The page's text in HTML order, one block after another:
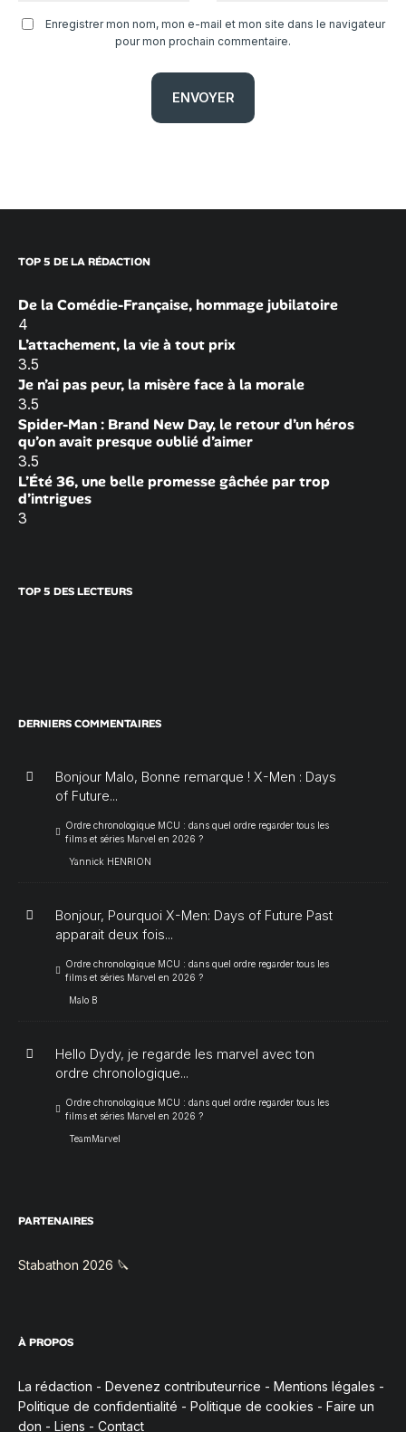
Enregistrer mon nom, mon e-mail et mon site dans le navigateur
pour mon prochain commentaire.
TOP 5 DE LA RÉDACTION
De la Comédie-Française, hommage jubilatoire
4
L’attachement, la vie à tout prix
3.5
Je n’ai pas peur, la misère face à la morale
3.5
Spider-Man : Brand New Day, le retour d’un héros
qu’on avait presque oublié d’aimer
3.5
L’Été 36, une belle promesse gâchée par trop
d’intrigues
3
TOP 5 DES LECTEURS
DERNIERS COMMENTAIRES
Bonjour Malo, Bonne remarque ! X-Men : Days
of Future...
Ordre chronologique MCU : dans quel ordre regarder tous les
films et séries Marvel en 2026 ?
Yannick HENRION
Bonjour, Pourquoi X-Men: Days of Future Past
apparait deux fois...
Ordre chronologique MCU : dans quel ordre regarder tous les
films et séries Marvel en 2026 ?
Malo B
Hello Dydy, je regarde les marvel avec ton
ordre chronologique...
Ordre chronologique MCU : dans quel ordre regarder tous les
films et séries Marvel en 2026 ?
TeamMarvel
PARTENAIRES
Stabathon 2026 🔪
À PROPOS
La rédaction - Devenez contributeur·rice - Mentions légales -
Politique de confidentialité - Politique de cookies - Faire un
don - Liens - Contact